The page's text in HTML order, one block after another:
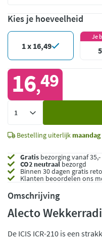
Kies je hoeveelheid
1 x 16,49
Je
16,49
Bestelling uiterlijk maandag
Gratis bezorging vanaf 35,-
CO2 neutraalbezorgd
Binnen 30 dagen gratis
Klanten beoordelen ons
Omschrijving
Alecto
De ICIS ICR-210 is een